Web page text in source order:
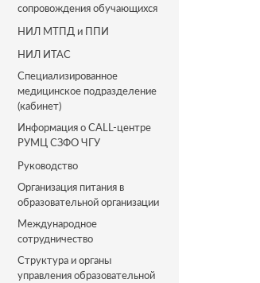
сопровождения обучающихся
НИЛ МТПД и ППИ
НИЛ ИТАС
Специализированное
медицинское подразделение
(кабинет)
Информация о CALL-центре
РУМЦ СЗФО ЧГУ
Руководство
Организация питания в
образовательной организации
Международное
сотрудничество
Структура и органы
управления образовательной